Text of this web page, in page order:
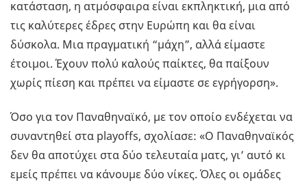
κατάσταση, η ατμόσφαιρα είναι εκπληκτική, μια από
τις καλύτερες έδρες στην Ευρώπη και θα είναι
δύσκολα. Μια πραγματική “μάχη”, αλλά είμαστε
έτοιμοι. Έχουν πολύ καλούς παίκτες, θα παίξουν
χωρίς πίεση και πρέπει να είμαστε σε εγρήγορση».
Όσο για τον Παναθηναϊκό, με τον οποίο ενδέχεται να
συναντηθεί στα playoffs, σχολίασε: «Ο Παναθηναϊκός
δεν θα αποτύχει στα δύο τελευταία ματς, γι’ αυτό κι
εμείς πρέπει να κάνουμε δύο νίκες. Όλες οι ομάδες